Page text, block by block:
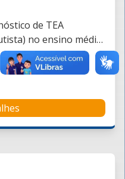
de TEA
no ensino médio
Utilizar
que
Colaborar
para
inclusivo